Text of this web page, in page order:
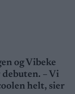
og Vibeke
– Vi
helt, sier